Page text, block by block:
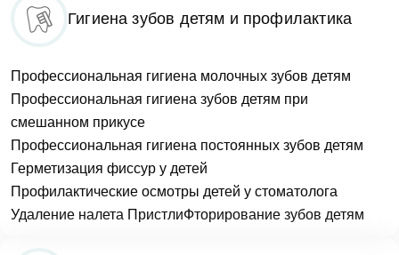
Гигиена зубов детям и профилактика
Профессиональная гигиена молочных зубов детям
Профессиональная гигиена зубов детям при
смешанном прикусе
Профессиональная гигиена постоянных зубов детям
Герметизация фиссур у детей
Профилактические осмотры детей у стоматолога
Удаление налета ПристлиФторирование зубов детям
Согласен наобработку персональных
данных
Отправить
Отзыв